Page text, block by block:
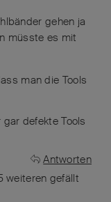
gehen ja
müsste es mit
man die Tools
defekte Tools
Antworten
weiteren gefällt